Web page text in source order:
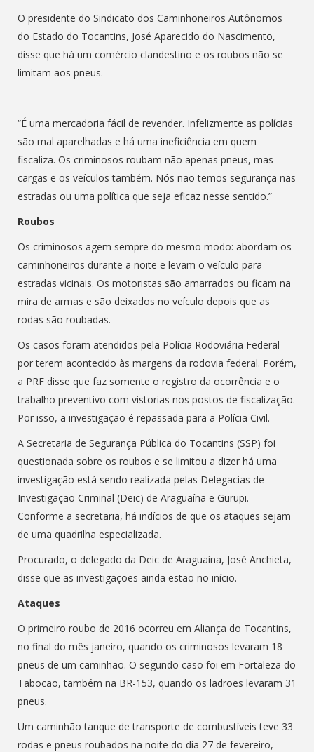
O presidente do Sindicato dos Caminhoneiros Autônomos
do Estado do Tocantins, José Aparecido do Nascimento,
disse que há um comércio clandestino e os roubos não se
limitam aos pneus.
“É uma mercadoria fácil de revender. Infelizmente as polícias
são mal aparelhadas e há uma ineficiência em quem
fiscaliza. Os criminosos roubam não apenas pneus, mas
cargas e os veículos também. Nós não temos segurança nas
estradas ou uma política que seja eficaz nesse sentido.”
Roubos
Os criminosos agem sempre do mesmo modo: abordam os
caminhoneiros durante a noite e levam o veículo para
estradas vicinais. Os motoristas são amarrados ou ficam na
mira de armas e são deixados no veículo depois que as
rodas são roubadas.
Os casos foram atendidos pela Polícia Rodoviária Federal
por terem acontecido às margens da rodovia federal. Porém,
a PRF disse que faz somente o registro da ocorrência e o
trabalho preventivo com vistorias nos postos de fiscalização.
Por isso, a investigação é repassada para a Polícia Civil.
A Secretaria de Segurança Pública do Tocantins (SSP) foi
questionada sobre os roubos e se limitou a dizer há uma
investigação está sendo realizada pelas Delegacias de
Investigação Criminal (Deic) de Araguaína e Gurupi.
Conforme a secretaria, há indícios de que os ataques sejam
de uma quadrilha especializada.
Procurado, o delegado da Deic de Araguaína, José Anchieta,
disse que as investigações ainda estão no início.
Ataques
O primeiro roubo de 2016 ocorreu em Aliança do Tocantins,
no final do mês janeiro, quando os criminosos levaram 18
pneus de um caminhão. O segundo caso foi em Fortaleza do
Tabocão, também na BR-153, quando os ladrões levaram 31
pneus.
Um caminhão tanque de transporte de combustíveis teve 33
rodas e pneus roubados na noite do dia 27 de fevereiro,